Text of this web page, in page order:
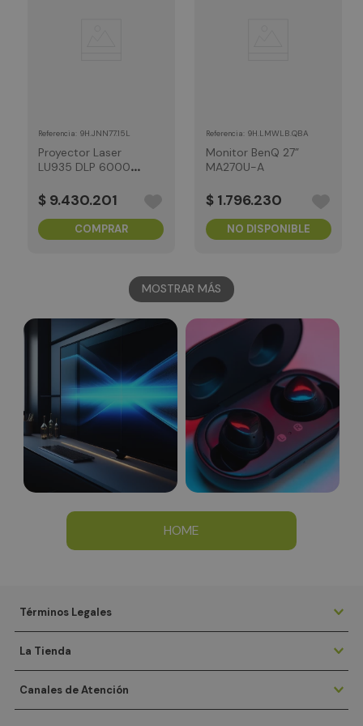
Referencia 9H.JNN77.15L
Proyector Laser
LU935 DLP 6000
regular
$ 9.430.201
COMPRAR
Referencia 9H.LMWLB.QBA
Monitor BenQ 27”
MA270U-A
$ 1.796.230
NO DISPONIBLE
MOSTRAR MÁS
HOME
Términos Legales
La Tienda
Canales de Atención